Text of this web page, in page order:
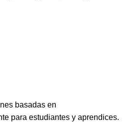
basadas en
para estudiantes y aprendices.